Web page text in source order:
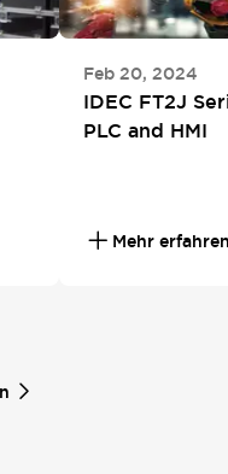
Feb 20, 2024
IDEC FT2J
PLC and HMI
Mehr